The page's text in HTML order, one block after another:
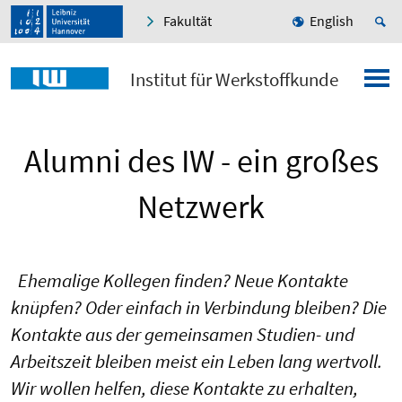
Fakultät English
Institut für Werkstoffkunde
Alumni des IW - ein großes
Netzwerk
Ehemalige Kollegen finden? Neue Kontakte
knüpfen? Oder einfach in Verbindung bleiben? Die
Kontakte aus der gemeinsamen Studien- und
Arbeitszeit bleiben meist ein Leben lang wertvoll.
Wir wollen helfen, diese Kontakte zu erhalten,